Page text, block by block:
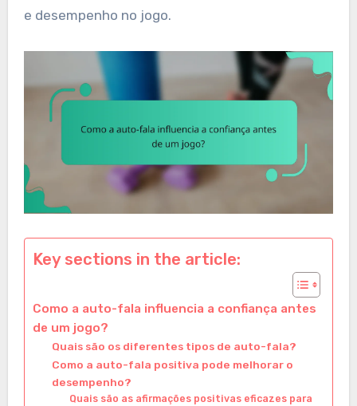
e desempenho no jogo.
Key sections in the article:
Como a auto-fala influencia a confiança antes
de um jogo?
Quais são os diferentes tipos de auto-fala?
Como a auto-fala positiva pode melhorar o
desempenho?
Quais são as afirmações positivas eficazes para